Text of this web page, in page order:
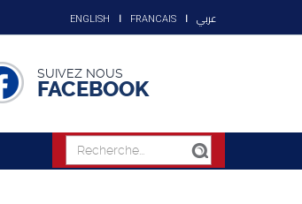
ENGLISH FRANCAIS عربي
SUIVEZ NOUS
FACEBOOK